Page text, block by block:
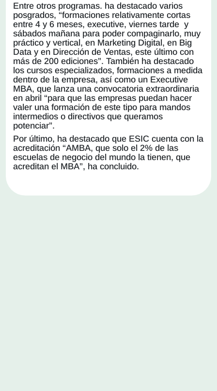
Entre otros programas. ha destacado varios
posgrados, “formaciones relativamente cortas
entre 4 y 6 meses, executive, viernes tarde y
sábados mañana para poder compaginarlo, muy
práctico y vertical, en Marketing Digital, en Big
Data y en Dirección de Ventas, este último con
más de 200 ediciones”. También ha destacado
los cursos especializados, formaciones a medida
dentro de la empresa, así como un Executive
MBA, que lanza una convocatoria extraordinaria
en abril “para que las empresas puedan hacer
valer una formación de este tipo para mandos
intermedios o directivos que queramos
potenciar”.
Por último, ha destacado que ESIC cuenta con la
acreditación “AMBA, que solo el 2% de las
escuelas de negocio del mundo la tienen, que
acreditan el MBA”, ha concluido.